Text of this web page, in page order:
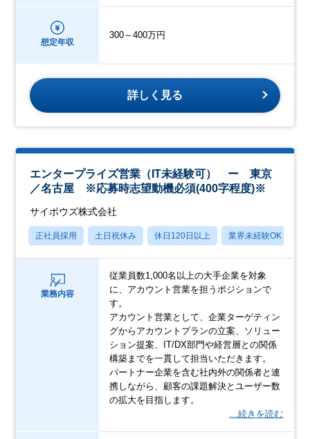
想定年収
300～400万円
詳しく見る
エンタープライズ営業（IT未経験可） ー 東京
／名古屋 ※応募時志望動機必須(400字程度)※
サイボウズ株式会社
正社員採用 土日祝休み 休日120日以上 業界未経験OK
業務内容
従業員数1,000名以上の大手企業を対象
に、アカウント営業を担うポジションで
す。
アカウント営業として、企業ターゲティン
グからアカウントプランの立案、ソリュー
ション提案、IT/DX部門や経営層との関係
構築までを一貫して担当いただきます。
パートナー企業を含む社内外の関係者と連
携しながら、顧客の課題解決とユーザー数
の拡大を目指します。
…続きを読む